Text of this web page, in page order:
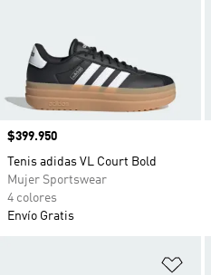
Precio
$399.950
Tenis adidas VL Court Bold
Mujer Sportswear
4 colores
Envío Gratis